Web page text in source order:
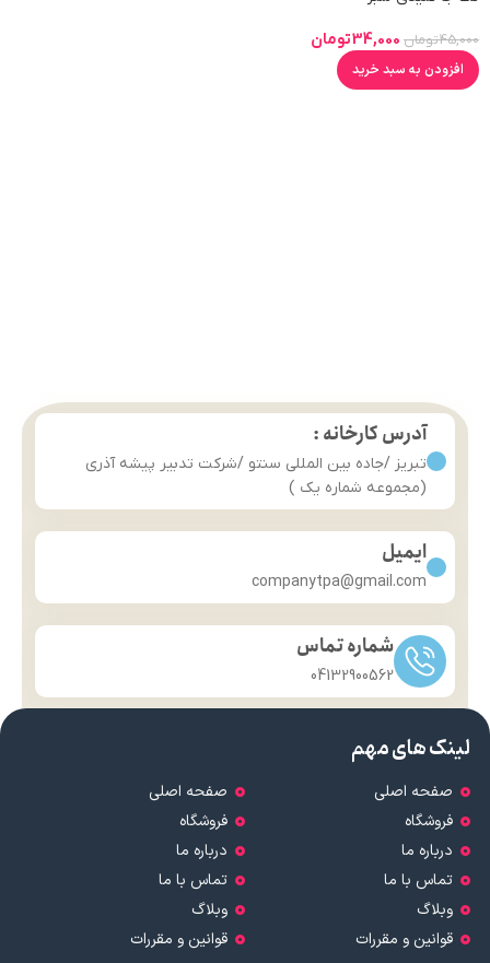
45,000تومان 34,000تومان
افزودن به سبد خرید
آدرس کارخانه :
تبریز /جاده بین المللی سنتو /شرکت تدبیر پیشه آذری
(مجموعه شماره یک )
ایمیل
companytpa@gmail.com
شماره تماس
04132900562
لینک های مهم
صفحه اصلی
فروشگاه
درباره ما
تماس با ما
وبلاگ
قوانین و مقررات
صفحه اصلی
فروشگاه
درباره ما
تماس با ما
وبلاگ
قوانین و مقررات